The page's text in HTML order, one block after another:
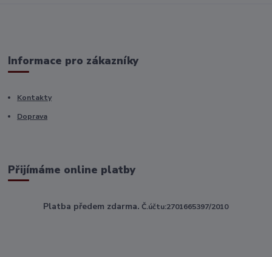
Informace pro zákazníky
Kontakty
Doprava
Přijímáme online platby
Platba předem zdarma. Č.účtu:2701665397/2010